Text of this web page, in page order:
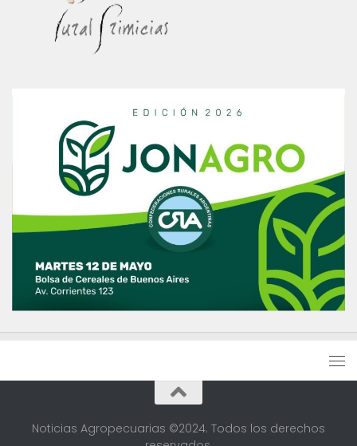
Noticias Agropecuarias ©2024. Todos los derechos